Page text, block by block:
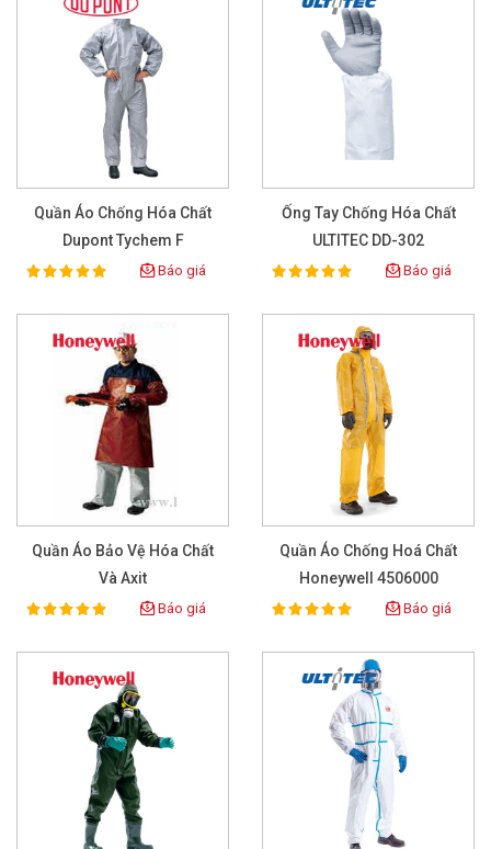
Quần Áo Chống Hóa Chất
Dupont Tychem F
Rating:
100% Báo giá
Ống Tay Chống Hóa Chất
ULTITEC DD-302
Rating:
100% Báo giá
Quần Áo Bảo Vệ Hóa Chất
Và Axit
Rating:
100% Báo giá
Quần Áo Chống Hoá Chất
Honeywell 4506000
Rating:
100% Báo giá